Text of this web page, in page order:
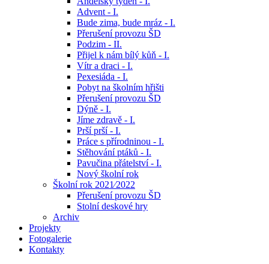
Advent - I.
Bude zima, bude mráz - I.
Přerušení provozu ŠD
Podzim - II.
Přijel k nám bílý kůň - I.
Vítr a draci - I.
Pexesiáda - I.
Pobyt na školním hřišti
Přerušení provozu ŠD
Dýně - I.
Jíme zdravě - I.
Prší prší - I.
Práce s přírodninou - I.
Stěhování ptáků - I.
Pavučina přátelství - I.
Nový školní rok
Školní rok 2021⁄2022
Přerušení provozu ŠD
Stolní deskové hry
Archiv
Projekty
Fotogalerie
Kontakty